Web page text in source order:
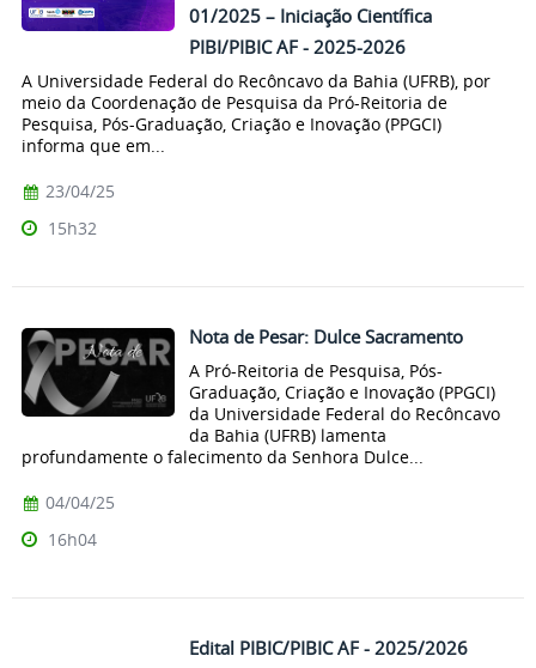
01/2025 – Iniciação Científica
PIBI/PIBIC AF - 2025-2026
A Universidade Federal do Recôncavo da Bahia (UFRB), por
meio da Coordenação de Pesquisa da Pró-Reitoria de
Pesquisa, Pós-Graduação, Criação e Inovação (PPGCI)
informa que em...
23/04/25
15h32
Nota de Pesar: Dulce Sacramento
A Pró-Reitoria de Pesquisa, Pós-
Graduação, Criação e Inovação (PPGCI)
da Universidade Federal do Recôncavo
da Bahia (UFRB) lamenta
profundamente o falecimento da Senhora Dulce...
04/04/25
16h04
Edital PIBIC/PIBIC AF - 2025/2026